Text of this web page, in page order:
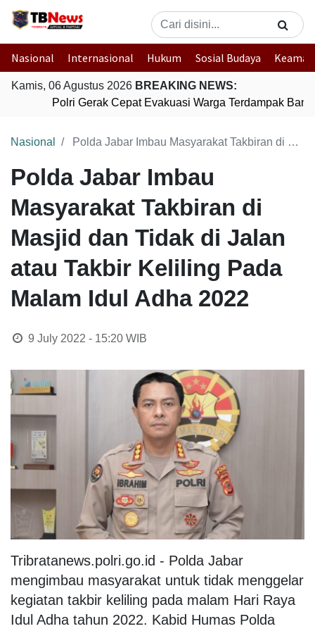
Nasional Internasional Hukum Sosial Budaya
Kamis, 06 Agustus 2026 BREAKING NEWS:
Polri Gerak Cepat Evakuasi Warga Terdampak
Nasional Polda Jabar Imbau Masyarakat Takbiran di Masjid dan Tidak di Jalan atau Takbir Keliling Pada Malam Idul Adha 2022
Polda Jabar Imbau
Masyarakat Takbiran di
Masjid dan Tidak di Jalan
atau Takbir Keliling Pada
Malam Idul Adha 2022
9 July 2022 - 15:20WIB
Tribratanews.polri.go.id - Polda Jabar
mengimbau masyarakat untuk tidak menggelar
kegiatan takbir keliling pada malam Hari Raya
Idul Adha tahun 2022. Kabid Humas Polda